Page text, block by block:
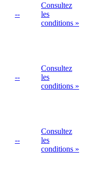
--
Consultez
les
conditions »
--
Consultez
les
conditions »
--
Consultez
les
conditions »